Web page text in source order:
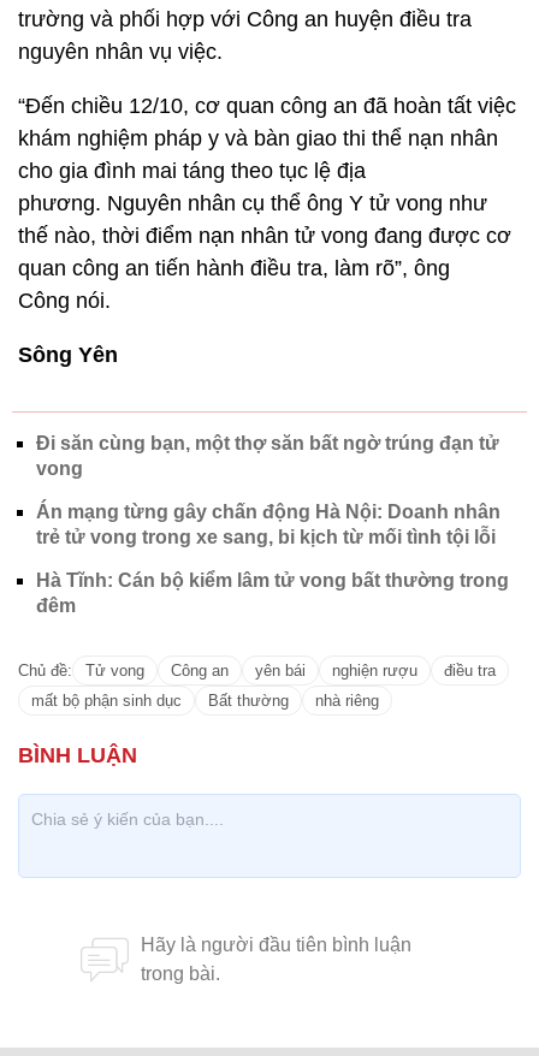
trường và phối hợp với Công an huyện điều tra
nguyên nhân vụ việc.
“Đến chiều 12/10, cơ quan công an đã hoàn tất việc
khám nghiệm pháp y và bàn giao thi thể nạn nhân
cho gia đình mai táng theo tục lệ địa
phương. Nguyên nhân cụ thể ông Y tử vong như
thế nào, thời điểm nạn nhân tử vong đang được cơ
quan công an tiến hành điều tra, làm rõ”, ông
Công nói.
Sông Yên
Đi săn cùng bạn, một thợ săn bất ngờ trúng đạn tử
vong
Án mạng từng gây chấn động Hà Nội: Doanh nhân
trẻ tử vong trong xe sang, bi kịch từ mối tình tội lỗi
Hà Tĩnh: Cán bộ kiểm lâm tử vong bất thường trong
đêm
Chủ đề: Tử vong Công an yên bái nghiện rượu
điều tra
mất bộ phận sinh dục
Bất thường nhà riêng